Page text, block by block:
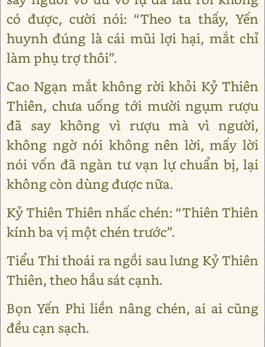
có được, cười nói: “Theo ta thấy, Yến
huynh đúng là cái mũi lợi hại, mắt chỉ
làm phụ trợ thôi”.
Cao Ngạn mắt không rời khỏi Kỷ Thiên
Thiên, chưa uống tới mười ngụm rượu
đã say không vì rượu mà vì người,
không ngờ nói không nên lời, mấy lời
nói vốn đã ngàn tư vạn lự chuẩn bị, lại
không còn dùng được nữa.
Kỷ Thiên Thiên nhấc chén: “Thiên Thiên
kính ba vị một chén trước”.
Tiểu Thi thoái ra ngồi sau lưng Kỷ Thiên
Thiên, theo hầu sát cạnh.
Bọn Yến Phi liền nâng chén, ai ai cũng
đều cạn sạch.